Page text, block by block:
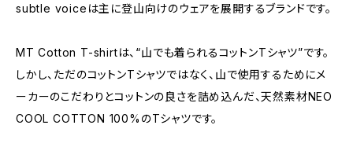
subtle voiceは主に登山向けのウェアを展開するブランドです。
MT Cotton T-shirtは、“山でも着られるコットンTシャツ”です。
しかし、ただのコットンTシャツではなく、山で使用するためにメ
ーカーのこだわりとコットンの良さを詰め込んだ、天然素材NEO
COOL COTTON 100%のTシャツです。